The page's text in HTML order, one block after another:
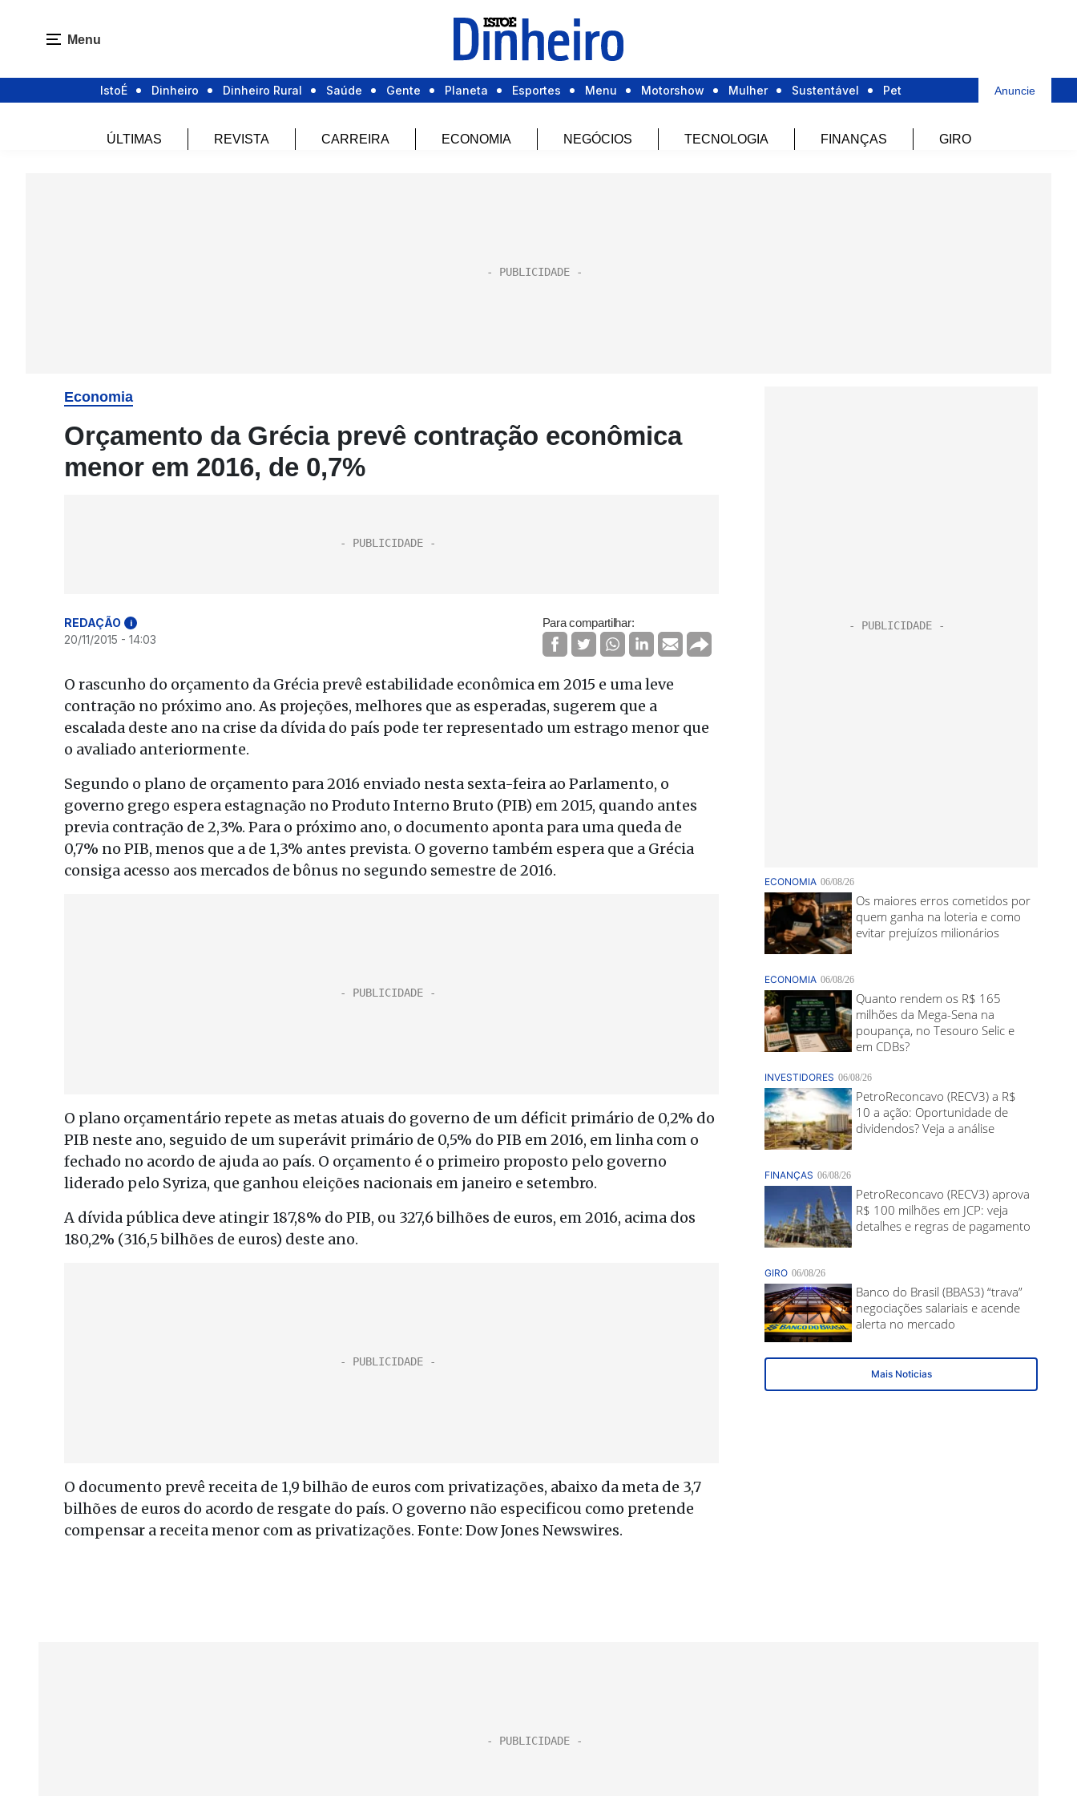
Menu
IstoÉ Dinheiro Dinheiro Rural Saúde Gente Planeta Esportes Menu Motorshow Mulher Sustentável Pet Anuncie
ÚLTIMAS REVISTA CARREIRA ECONOMIA NEGÓCIOS TECNOLOGIA FINANÇAS GIRO
Economia
Orçamento da Grécia prevê contração econômica
menor em 2016, de 0,7%
REDAÇÃO i
20/11/2015 - 14:03
Para compartilhar:
O rascunho do orçamento da Grécia prevê estabilidade econômica em 2015 e uma leve
contração no próximo ano. As projeções, melhores que as esperadas, sugerem que a
escalada deste ano na crise da dívida do país pode ter representado um estrago menor que
o avaliado anteriormente.
Segundo o plano de orçamento para 2016 enviado nesta sexta-feira ao Parlamento, o
governo grego espera estagnação no Produto Interno Bruto (PIB) em 2015, quando antes
previa contração de 2,3%. Para o próximo ano, o documento aponta para uma queda de
0,7% no PIB, menos que a de 1,3% antes prevista. O governo também espera que a Grécia
consiga acesso aos mercados de bônus no segundo semestre de 2016.
O plano orçamentário repete as metas atuais do governo de um déficit primário de 0,2% do
PIB neste ano, seguido de um superávit primário de 0,5% do PIB em 2016, em linha com o
fechado no acordo de ajuda ao país. O orçamento é o primeiro proposto pelo governo
liderado pelo Syriza, que ganhou eleições nacionais em janeiro e setembro.
A dívida pública deve atingir 187,8% do PIB, ou 327,6 bilhões de euros, em 2016, acima dos
180,2% (316,5 bilhões de euros) deste ano.
O documento prevê receita de 1,9 bilhão de euros com privatizações, abaixo da meta de 3,7
bilhões de euros do acordo de resgate do país. O governo não especificou como pretende
compensar a receita menor com as privatizações. Fonte: Dow Jones Newswires.